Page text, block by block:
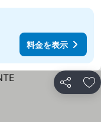
料金を表示
シェア お